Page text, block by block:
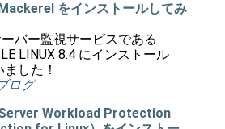
をインストールしてみ
バー監視サービスである
LINUX 8.4 にインストール
した！
ログ
Server Workload Protection